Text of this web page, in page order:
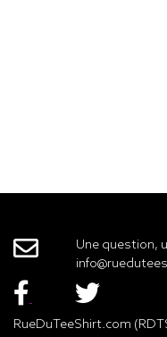
Une question,
RueDuTeeShirt.com